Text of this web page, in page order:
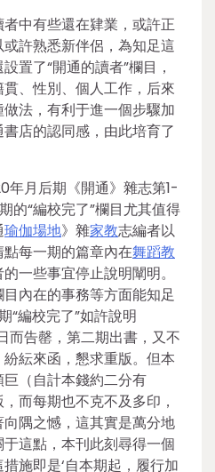
中有些還在肄業，或許正
許熟悉新伴侶，為知足這
置了“開通的讀者”欄目，
、性別、個人工作，后來
法，有利于進一個步驟加
店的認同感，由此培育了
年月后期《開通》雜志第1-
的“編校完了”欄目尤其值得
瑜伽場地》雜家教志編者以
每一期的篇章內在舞蹈教
一些事宜停止說明闡明。
內在的事務等方面能知足
“編校完了”如許說明
而告罄，第二期出書，又不
紜來函，懇求重版。但本
（自計本錢約二分有
而每期也不克不及多印，
隅之憾，這其實是萬分地
這點，本刊此刻尋得一個
施即是‘自本期起，履行加